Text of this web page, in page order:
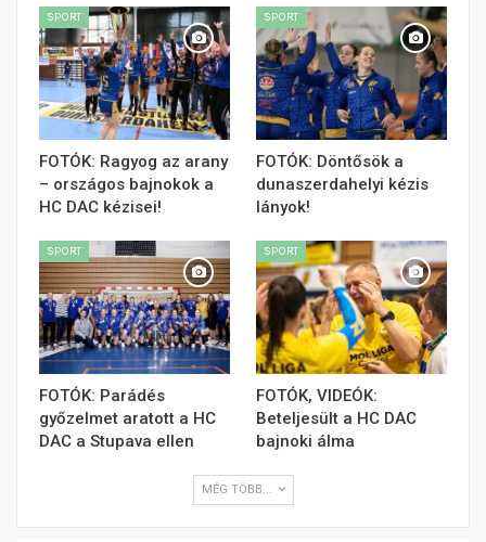
SPORT
FOTÓK: Ragyog az arany
– országos bajnokok a
HC DAC kézisei!
SPORT
FOTÓK: Döntősök a
dunaszerdahelyi kézis
lányok!
SPORT
FOTÓK: Parádés
győzelmet aratott a HC
DAC a Stupava ellen
SPORT
FOTÓK, VIDEÓK:
Beteljesült a HC DAC
bajnoki álma
MÉG TÖBB...